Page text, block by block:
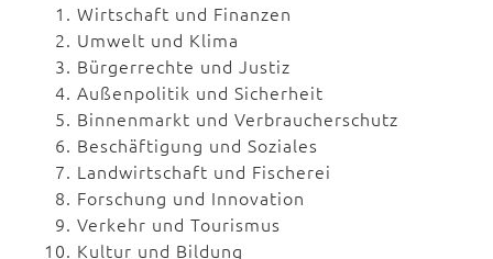
Wirtschaft und Finanzen
Umwelt und Klima
Bürgerrechte und Justiz
Außenpolitik und Sicherheit
Binnenmarkt und Verbraucherschutz
Beschäftigung und Soziales
Landwirtschaft und Fischerei
Forschung und Innovation
Verkehr und Tourismus
Kultur und Bildung